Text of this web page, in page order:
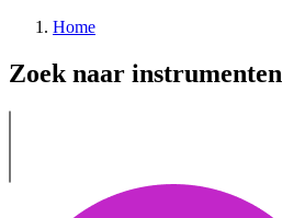
Home
Zoek naar instrumenten